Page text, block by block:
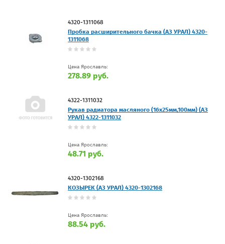
4320-1311068
Пробка расширительного бачка (АЗ УРАЛ) 4320-
1311068
Цена Ярославль:
278.89 руб.
4322-1311032
Рукав радиатора масляного (16х25мм,100мм) (АЗ
УРАЛ) 4322-1311032
Цена Ярославль:
48.71 руб.
4320-1302168
КОЗЫРЕК (АЗ УРАЛ) 4320-1302168
Цена Ярославль:
88.54 руб.